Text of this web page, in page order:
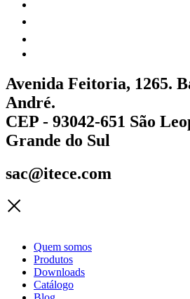
Avenida Feitoria, 1265.
André.
CEP - 93042-651 São
Grande do Sul
sac@itece.com
Quem somos
Produtos
Downloads
Catálogo